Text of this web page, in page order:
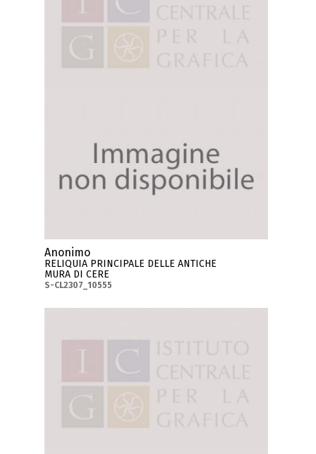
Anonimo
RELIQUIA PRINCIPALE DELLE ANTICHE
MURA DI CERE
S-CL2307_10555